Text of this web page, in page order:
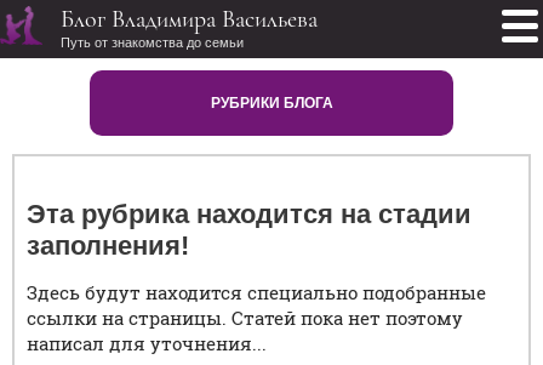
Блог Владимира Васильева
Путь от знакомства до семьи
РУБРИКИ БЛОГА
Эта рубрика находится на стадии
заполнения!
Здесь будут находится специально подобранные
ссылки на страницы. Статей пока нет поэтому
написал для уточнения...